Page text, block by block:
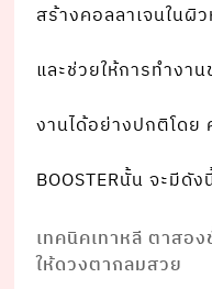
สร้างคอลลาเจนในผิ
และช่วยให้การทํางา
งานได้อย่างปกติโด
BOOSTERนั้น จะมีดัง
เทคนิคเทาหลี ตาสอ
ให้ดวงตากลมสวย